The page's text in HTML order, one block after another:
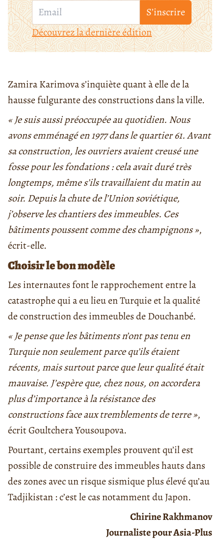
S’inscrire
Découvrez la dernière édition
Zamira Karimova s’inquiète quant à elle de la
hausse fulgurante des constructions dans la ville.
« Je suis aussi préoccupée au quotidien. Nous
avons emménagé en 1977 dans le quartier 61. Avant
sa construction, les ouvriers avaient creusé une
fosse pour les fondations : cela avait duré très
longtemps, même s’ils travaillaient du matin au
soir. Depuis la chute de l’Union soviétique,
j’observe les chantiers des immeubles. Ces
bâtiments poussent comme des champignons »,
écrit-elle.
Choisir le bon modèle
Les internautes font le rapprochement entre la
catastrophe qui a eu lieu en Turquie et la qualité
de construction des immeubles de Douchanbé.
« Je pense que les bâtiments n’ont pas tenu en
Turquie non seulement parce qu’ils étaient
récents, mais surtout parce que leur qualité était
mauvaise. J’espère que, chez nous, on accordera
plus d’importance à la résistance des
constructions face aux tremblements de terre »,
écrit Goultchera Yousoupova.
Pourtant, certains exemples prouvent qu’il est
possible de construire des immeubles hauts dans
des zones avec un risque sismique plus élevé qu’au
Tadjikistan : c’est le cas notamment du Japon.
Chirine Rakhmanov
Journaliste pour Asia-Plus